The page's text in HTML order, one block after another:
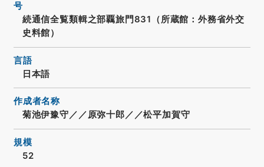
号
続通信全覧類輯之部覊旅門831（所蔵館：外務省外交
史料館）
言語
日本語
作成者名称
菊池伊豫守／／原弥十郎／／松平加賀守
規模
52